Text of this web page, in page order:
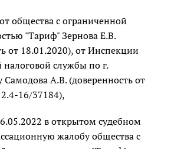
общества с ограниченной
"Тариф" Зернова Е.В.
от 18.01.2020), от Инспекции
службы по г.
Самодова А.В. (доверенность от
16/37184),
в открытом судебном
жалобу общества с